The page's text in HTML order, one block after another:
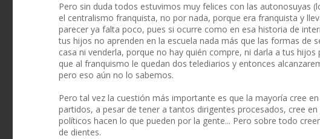
Pero sin duda todos estuvimos muy felices con las autonosuyas
el centralismo franquista, no por nada, porque era franquista y
parecer ya falta poco, pues si ocurre como en esa historia de
tus hijos no aprenden en la escuela nada más que las formas de
casa ni venderla, porque no hay quién compre, ni darla a tus
que al franquismo le quedan dos telediarios y entonces
pero eso aún no lo sabemos.
Pero tal vez la cuestión más importante es que la mayoría cree
partidos, a pesar de tener a tantos dirigentes procesados, cree
políticos hacen lo que pueden por la gente... Pero sobre todo
de dientes.